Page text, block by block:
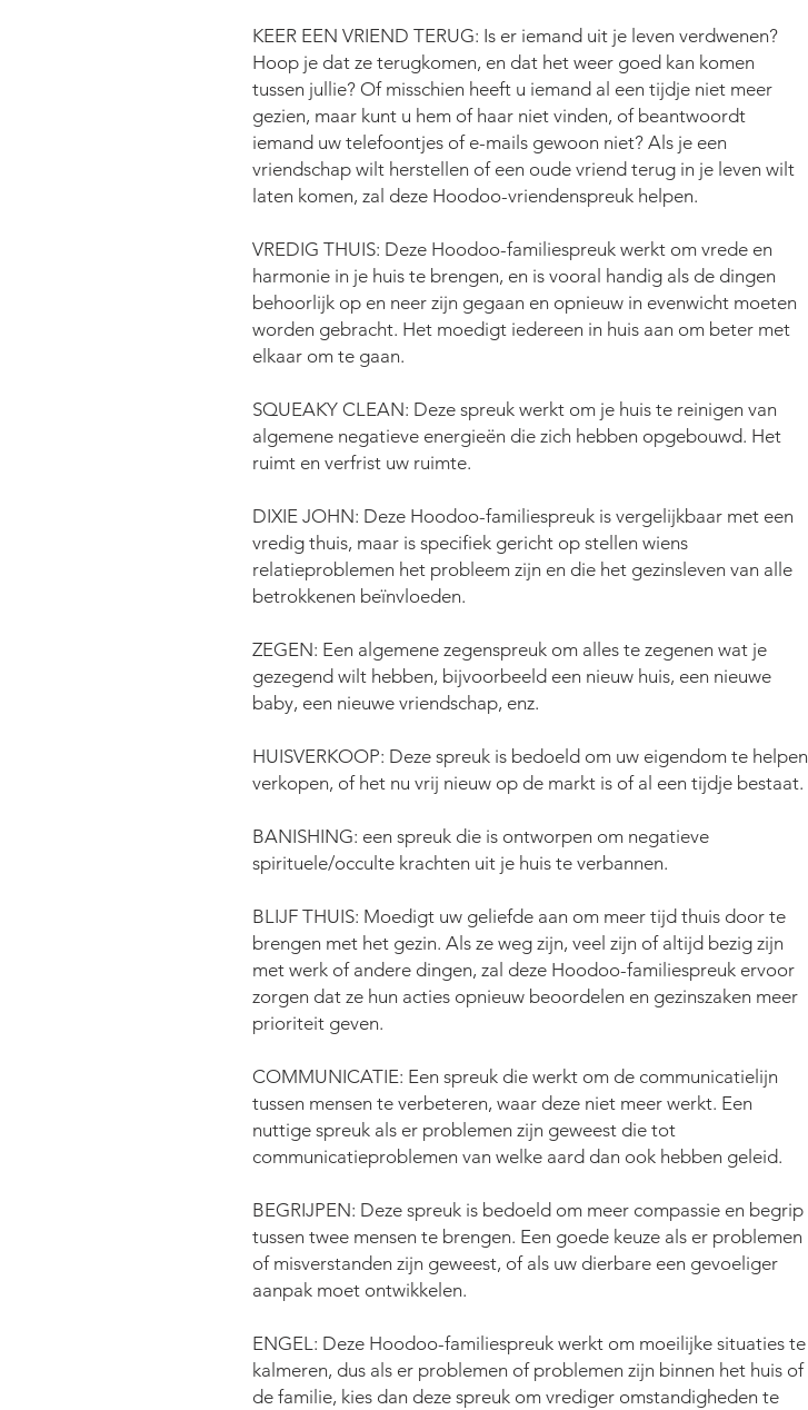
KEER EEN VRIEND TERUG: Is er iemand uit je leven verdwenen?
Hoop je dat ze terugkomen, en dat het weer goed kan komen
tussen jullie? Of misschien heeft u iemand al een tijdje niet meer
gezien, maar kunt u hem of haar niet vinden, of beantwoordt
iemand uw telefoontjes of e-mails gewoon niet? Als je een
vriendschap wilt herstellen of een oude vriend terug in je leven wilt
laten komen, zal deze Hoodoo-vriendenspreuk helpen.
VREDIG THUIS: Deze Hoodoo-familiespreuk werkt om vrede en
harmonie in je huis te brengen, en is vooral handig als de dingen
behoorlijk op en neer zijn gegaan en opnieuw in evenwicht moeten
worden gebracht. Het moedigt iedereen in huis aan om beter met
elkaar om te gaan.
SQUEAKY CLEAN: Deze spreuk werkt om je huis te reinigen van
algemene negatieve energieën die zich hebben opgebouwd. Het
ruimt en verfrist uw ruimte.
DIXIE JOHN: Deze Hoodoo-familiespreuk is vergelijkbaar met een
vredig thuis, maar is specifiek gericht op stellen wiens
relatieproblemen het probleem zijn en die het gezinsleven van alle
betrokkenen beïnvloeden.
ZEGEN: Een algemene zegenspreuk om alles te zegenen wat je
gezegend wilt hebben, bijvoorbeeld een nieuw huis, een nieuwe
baby, een nieuwe vriendschap, enz.
HUISVERKOOP: Deze spreuk is bedoeld om uw eigendom te helpen
verkopen, of het nu vrij nieuw op de markt is of al een tijdje bestaat.
BANISHING: een spreuk die is ontworpen om negatieve
spirituele/occulte krachten uit je huis te verbannen.
BLIJF THUIS: Moedigt uw geliefde aan om meer tijd thuis door te
brengen met het gezin. Als ze weg zijn, veel zijn of altijd bezig zijn
met werk of andere dingen, zal deze Hoodoo-familiespreuk ervoor
zorgen dat ze hun acties opnieuw beoordelen en gezinszaken meer
prioriteit geven.
COMMUNICATIE: Een spreuk die werkt om de communicatielijn
tussen mensen te verbeteren, waar deze niet meer werkt. Een
nuttige spreuk als er problemen zijn geweest die tot
communicatieproblemen van welke aard dan ook hebben geleid.
BEGRIJPEN: Deze spreuk is bedoeld om meer compassie en begrip
tussen twee mensen te brengen. Een goede keuze als er problemen
of misverstanden zijn geweest, of als uw dierbare een gevoeliger
aanpak moet ontwikkelen.
ENGEL: Deze Hoodoo-familiespreuk werkt om moeilijke situaties te
kalmeren, dus als er problemen of problemen zijn binnen het huis of
de familie, kies dan deze spreuk om vrediger omstandigheden te